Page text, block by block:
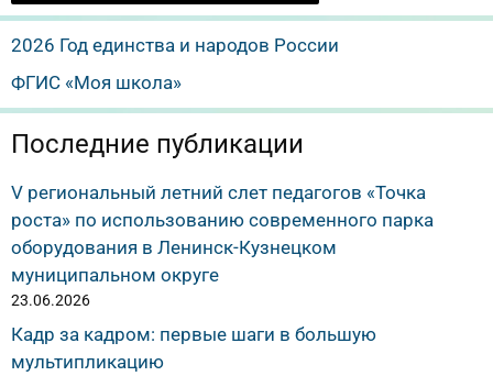
2026 Год единства и народов России
ФГИС «Моя школа»
Последние публикации
V региональный летний слет педагогов «Точка
роста» по использованию современного парка
оборудования в Ленинск-Кузнецком
муниципальном округе
23.06.2026
Кадр за кадром: первые шаги в большую
мультипликацию